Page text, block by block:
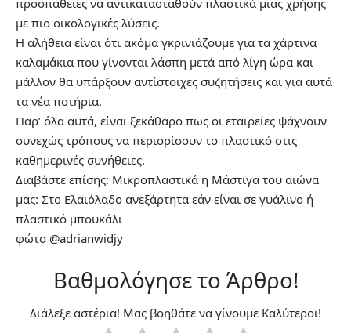
με πιο οικολογικές λύσεις.
Η αλήθεια είναι ότι ακόμα γκρινιάζουμε για τα χάρτινα
καλαμάκια που γίνονται λάσπη μετά από λίγη ώρα και
μάλλον θα υπάρξουν αντίστοιχες συζητήσεις και για αυτά
τα νέα ποτήρια.
Παρ’ όλα αυτά, είναι ξεκάθαρο πως οι εταιρείες ψάχνουν
συνεχώς τρόπους να περιορίσουν το πλαστικό στις
καθημερινές συνήθειες.
Διαβάστε επίσης: Μικροπλαστικά η Μάστιγα του αιώνα
μας: Στο Ελαιόλαδο ανεξάρτητα εάν είναι σε γυάλινο ή
πλαστικό μπουκάλι
φώτο @adrianwidjy
Βαθμολόγησε το Άρθρο!
Διάλεξε αστέρια! Μας βοηθάτε να γίνουμε Καλύτεροι!